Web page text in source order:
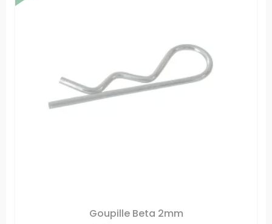
Goupille Beta 2mm